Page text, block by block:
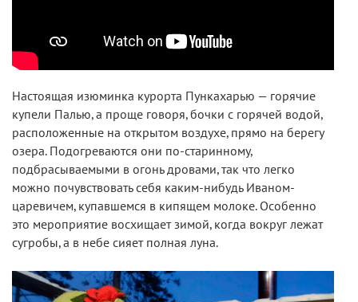
Настоящая изюминка курорта Пункахарью — горячие
купели Палью, а проще говоря, бочки с горячей водой,
расположенные на открытом воздухе, прямо на берегу
озера. Подогреваются они по-старинному,
подбрасываемыми в огонь дровами, так что легко
можно почувствовать себя каким-нибудь Иваном-
царевичем, купавшемся в кипящем молоке. Особенно
это мероприятие восхищает зимой, когда вокруг лежат
сугробы, а в небе сияет полная луна.